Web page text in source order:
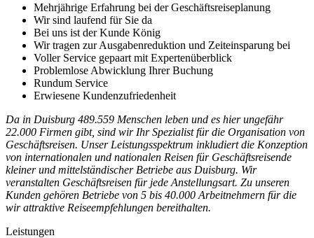
Mehrjährige Erfahrung bei der Geschäftsreiseplanung
Wir sind laufend für Sie da
Bei uns ist der Kunde König
Wir tragen zur Ausgabenreduktion und Zeiteinsparung bei
Voller Service gepaart mit Expertenüberblick
Problemlose Abwicklung Ihrer Buchung
Rundum Service
Erwiesene Kundenzufriedenheit
Da in Duisburg 489.559 Menschen leben und es hier ungefähr
22.000 Firmen gibt, sind wir Ihr Spezialist für die Organisation von
Geschäftsreisen. Unser Leistungsspektrum inkludiert die Konzeption
von internationalen und nationalen Reisen für Geschäftsreisende
kleiner und mittelständischer Betriebe aus Duisburg. Wir
veranstalten Geschäftsreisen für jede Anstellungsart. Zu unseren
Kunden gehören Betriebe von 5 bis 40.000 Arbeitnehmern für die
wir attraktive Reiseempfehlungen bereithalten.
Leistungen